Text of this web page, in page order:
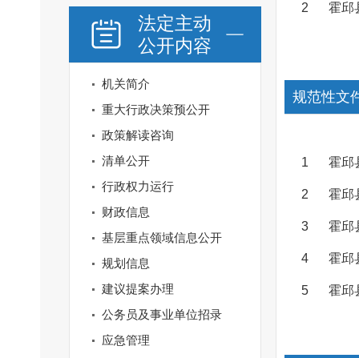
法定主动
公开内容
机关简介
重大行政决策预公开
政策解读咨询
清单公开
行政权力运行
财政信息
基层重点领域信息公开
规划信息
建议提案办理
公务员及事业单位招录
应急管理
2 霍邱
规范性文
1 霍邱
2 霍邱
3 霍邱
4 霍邱
5 霍邱